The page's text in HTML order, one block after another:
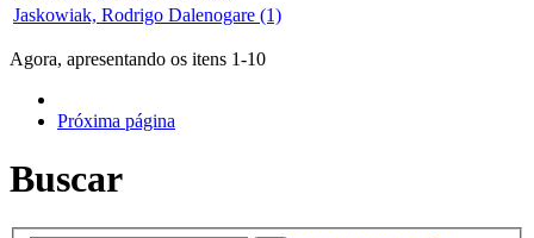
Jaskowiak, Rodrigo Dalenogare (1)
Agora, apresentando os itens 1-10
Próxima página
Buscar